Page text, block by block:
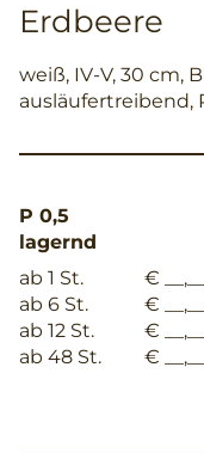
Erdbeere
weiß, IV-V, 30 cm,
ausläufertreibend,
P 0,5
lagernd
ab 1 St.
€ __,__
ab 6 St.
€ __,__
ab 12 St.
€ __,__
ab 48 St.
€ __,__